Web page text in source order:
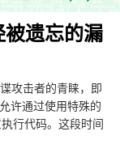
遗忘的漏
攻击者的青睐，即
许通过使用特殊的
行代码。这段时间